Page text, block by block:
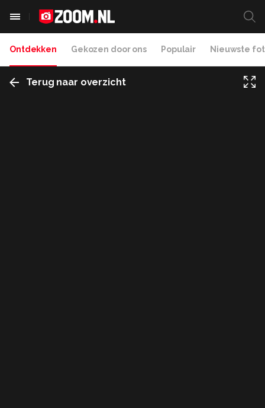
Ontdekken Gekozen door ons Populair Nieuwste
Terug naar overzicht